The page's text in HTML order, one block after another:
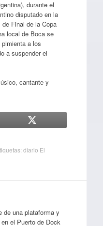
durante el
disputado en la
Final de la Copa
local de Boca se
a los
a suspender el
cantante y
diario El
de una plataforma y
el Puerto de Dock